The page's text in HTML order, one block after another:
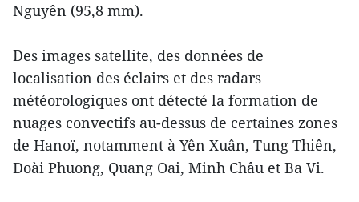
Nguyên (95,8 mm).
Des images satellite, des données de
localisation des éclairs et des radars
météorologiques ont détecté la formation de
nuages convectifs au-dessus de certaines zones
de Hanoï, notamment à Yên Xuân, Tung Thiên,
Doài Phuong, Quang Oai, Minh Châu et Ba Vi.